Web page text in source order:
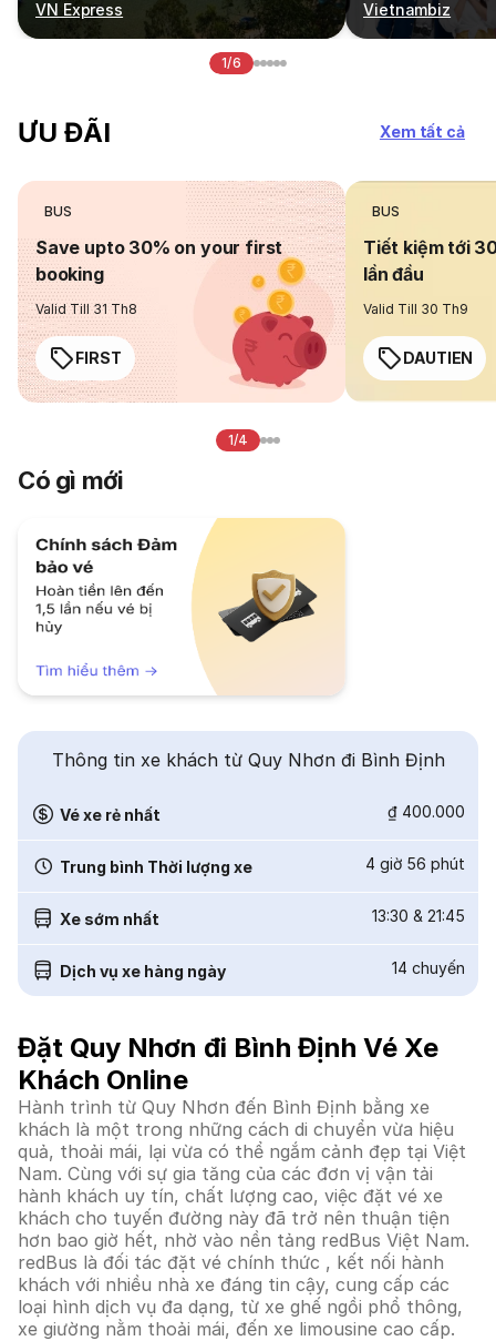
VN Express Vietnambiz
1/6
ƯU ĐÃI Xem tất cả
BUS
Save upto 30% on your first
booking
Valid Till 31 Th8
FIRST
BUS
Tiết kiệm tới
lần đầu
Valid Till 30 Th9
DAUTIEN
1/4
Có gì mới
Thông tin xe khách từ Quy Nhơn đi Bình Định
Vé xe rẻ nhất ₫ 400.000
Trung bình Thời lượng xe 4 giờ 56 phút
Xe sớm nhất 13:30 & 21:45
Dịch vụ xe hàng ngày 14 chuyến
Đặt Quy Nhơn đi Bình Định Vé Xe
Khách Online
Hành trình từ Quy Nhơn đến Bình Định bằng xe
khách là một trong những cách di chuyển vừa hiệu
quả, thoải mái, lại vừa có thể ngắm cảnh đẹp tại Việt
Nam. Cùng với sự gia tăng của các đơn vị vận tải
hành khách uy tín, chất lượng cao, việc đặt vé xe
khách cho tuyến đường này đã trở nên thuận tiện
hơn bao giờ hết, nhờ vào nền tảng redBus Việt Nam.
redBus là đối tác đặt vé chính thức , kết nối hành
khách với nhiều nhà xe đáng tin cậy, cung cấp các
loại hình dịch vụ đa dạng, từ xe ghế ngồi phổ thông,
xe giường nằm thoải mái, đến xe limousine cao cấp.